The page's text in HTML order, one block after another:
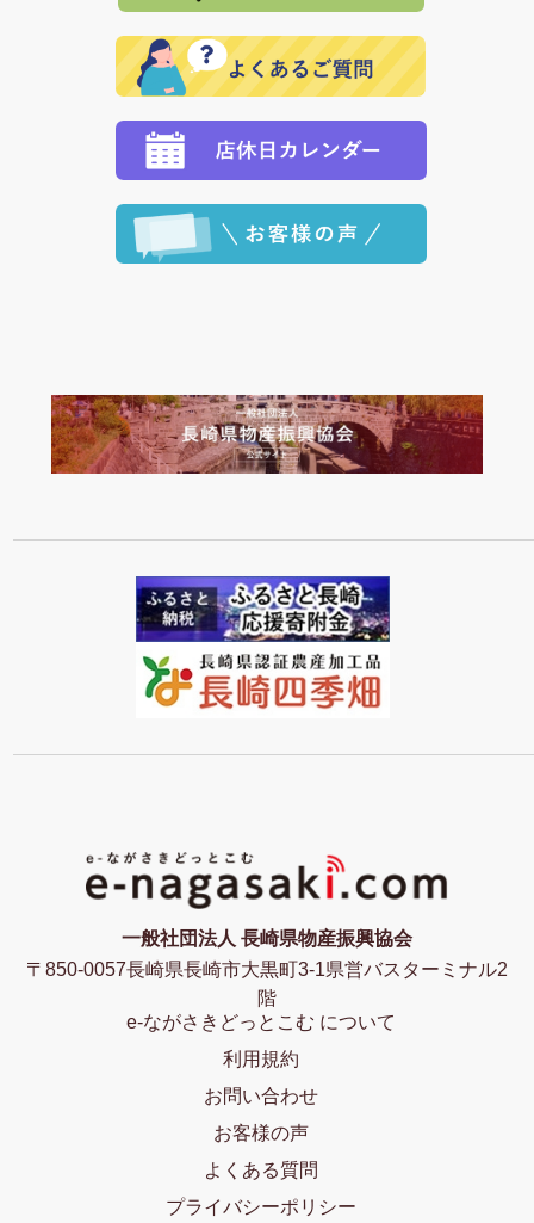
で、 それぞれ個別に送料が必要になります。
願いいたします。
※「クレジットカード」「PayPay」「楽天ペイ」を指
定された場合は、準備出来次第の便にてお送りいたし
ます。 （到着日指定をされている場合は、ご指定の日
程に合わせてお届けいたします。）
一般社団法人 長崎県物産振興協会
〒850-0057長崎県長崎市大黒町3-1県営バスターミナル2
階
e-ながさきどっとこむ について
利用規約
お問い合わせ
お客様の声
よくある質問
プライバシーポリシー